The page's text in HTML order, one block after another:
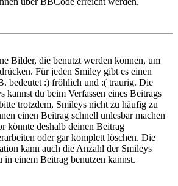
Bilder, die benutzt werden können, um
Für jeden Smiley gibt es einen
bedeutet :) fröhlich und :( traurig. Die
kannst du beim Verfassen eines Beitrags
trotzdem, Smileys nicht zu häufig zu
einen Beitrag schnell unlesbar machen
könnte deshalb deinen Beitrag
oder gar komplett löschen. Die
kann auch die Anzahl der Smileys
in einem Beitrag benutzen kannst.